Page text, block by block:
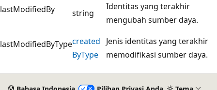
lastModifiedBy string
Identitas yang terakhir
mengubah sumber daya.
lastModifiedByTypecreated
ByType
Jenis identitas yang terakhir
memodifikasi sumber daya.